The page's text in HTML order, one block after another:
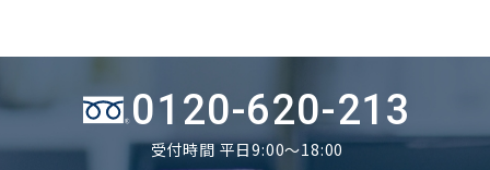
0120-620-213
受付時間 平日9:00～18:00